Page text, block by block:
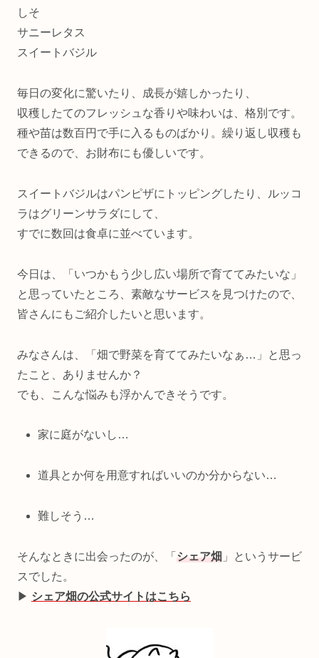
しそ
サニーレタス
スイートバジル
毎日の変化に驚いたり、成長が嬉しかったり、
収穫したてのフレッシュな香りや味わいは、格別です。
種や苗は数百円で手に入るものばかり。繰り返し収穫も
できるので、お財布にも優しいです。
スイートバジルはパンピザにトッピングしたり、ルッコ
ラはグリーンサラダにして、
すでに数回は食卓に並べています。
今日は、「いつかもう少し広い場所で育ててみたいな」
と思っていたところ、素敵なサービスを見つけたので、
皆さんにもご紹介したいと思います。
みなさんは、「畑で野菜を育ててみたいなぁ…」と思っ
たこと、ありませんか？
でも、こんな悩みも浮かんできそうです。
家に庭がないし…
道具とか何を用意すればいいのか分からない…
難しそう…
そんなときに出会ったのが、「 シェア畑 」というサービ
スでした。
▶︎ シェア畑の公式サイトはこちら